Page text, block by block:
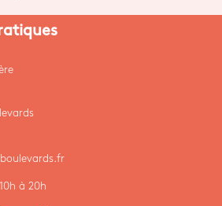
à 20h